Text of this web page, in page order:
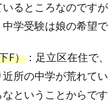
るところなのです
学受験は娘の希望で
F） ：足立区在住で
近所の中学が荒れて
ということからで